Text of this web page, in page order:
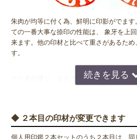
朱肉が均等に付く為、鮮明に印影がでま
ての一番大事な捺印の性能は、 象牙を上
来ます。他の印材と比べて重さがあるため
す。
その名の通り、まるで鏡のように反射す
拭き等）で優しく拭い取って頂くと、美し
◆ ２本目の印材が変更できます
個人用印鑑２本セットのうち２本目は、